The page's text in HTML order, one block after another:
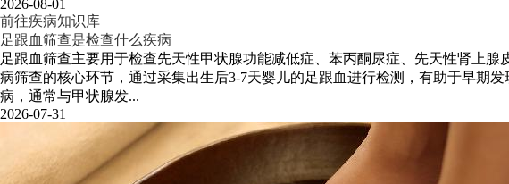
2026-08-01
前往疾病知识库
足跟血筛查是检查什么疾病
足跟血筛查主要用于检查先天性甲状腺功能减低症、苯丙酮尿症、先天性肾上
病筛查的核心环节，通过采集出生后3-7天婴儿的足跟血进行检测，有助于早期
病，通常与甲状腺发...
2026-07-31